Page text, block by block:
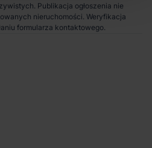
Publikacja ogłoszenia nie
nieruchomości. Weryfikacja
formularza kontaktowego.